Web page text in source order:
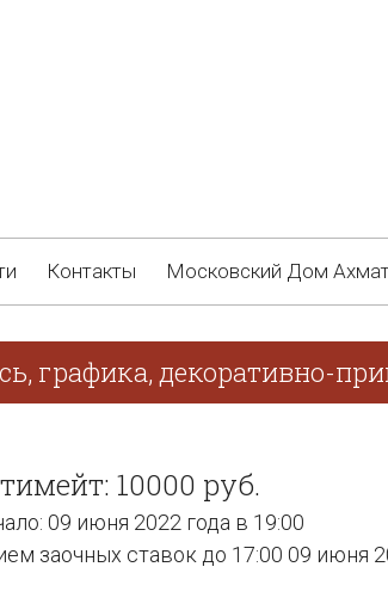
Контакты Московский Дом
графика, декоративно-
10000 руб.
09 июня 2022 года в 19:00
заочных ставок до 17:00 09 июня